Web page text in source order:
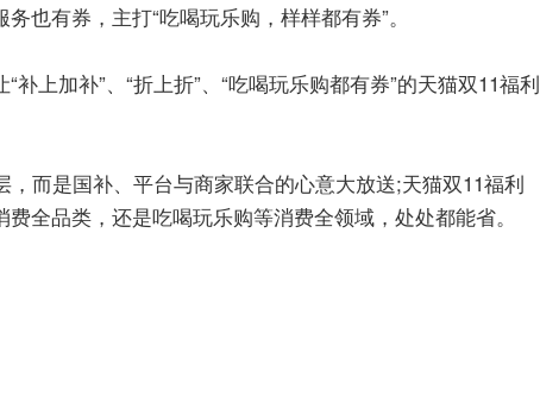
也有券，主打“吃喝玩乐购，样样都有券”。
补上加补”、“折上折”、“吃喝玩乐购都有券”的天猫双11福利
，而是国补、平台与商家联合的心意大放送;天猫双11福利
全品类，还是吃喝玩乐购等消费全领域，处处都能省。